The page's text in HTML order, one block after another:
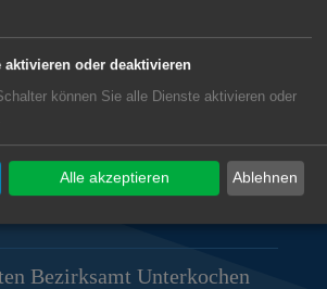
9
Bezirksamt Unterkochen
aktivieren oder deaktivieren
können Sie alle Dienste aktivieren oder
Ablehnen
Alle akzeptieren